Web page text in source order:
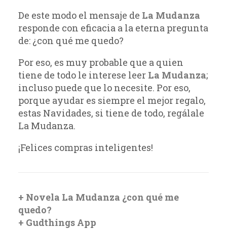
De este modo el mensaje de La Mudanza
responde con eficacia a la eterna pregunta
de: ¿con qué me quedo?
Por eso, es muy probable que a quien
tiene de todo le interese leer La Mudanza;
incluso puede que lo necesite. Por eso,
porque ayudar es siempre el mejor regalo,
estas Navidades, si tiene de todo, regálale
La Mudanza.
¡Felices compras inteligentes!
+ Novela La Mudanza ¿con qué me
quedo?
+ Gudthings App